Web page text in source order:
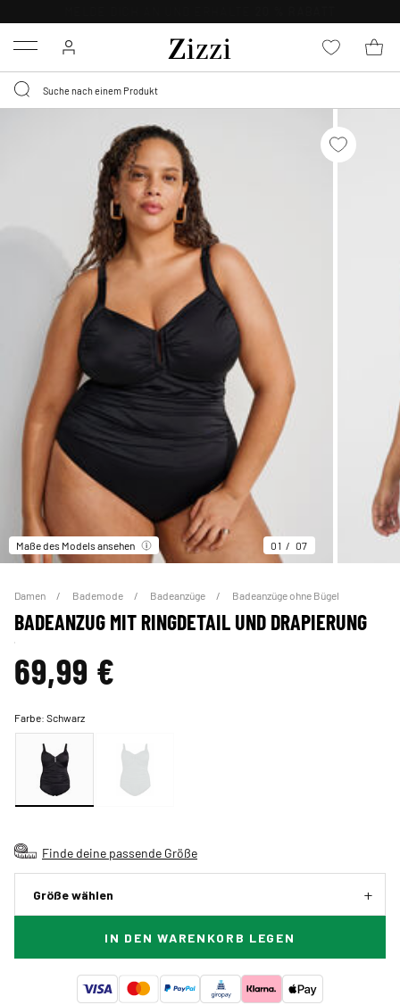
Menu
Maße des Models ansehen 01 07
Damen Bademode Badeanzüge Badeanzüge ohne Bügel
BADEANZUG MIT RINGDETAIL UND DRAPIERUNG
69,99 €
Farbe:Schwarz
Finde deine passende Größe
Größe wählen
IN DEN WARENKORB LEGEN